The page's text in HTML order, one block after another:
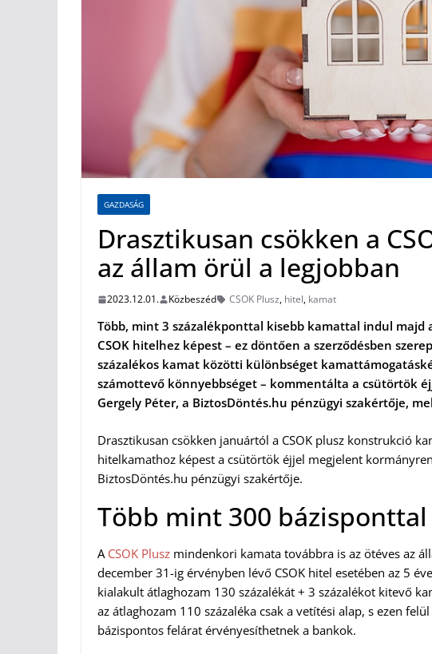
GAZDASÁG
Drasztikusan csökken a
az állam örül a legjobban
2023.12.01. Közbeszéd CSOK Plusz, hitel, kamat
Több, mint 3 százalékponttal kisebb kamattal indul majd
CSOK hitelhez képest – ez döntően a szerződésben
százalékos kamat közötti különbséget
számottevő könnyebbséget – kommentálta a csütörtök
Gergely Péter, a BiztosDöntés.hu pénzügyi szakértője,
Drasztikusan csökken januártól a CSOK plusz konstrukció
hitelkamathoz képest a csütörtök éjjel megjelent
BiztosDöntés.hu pénzügyi szakértője.
Több mint 300
A CSOK Plusz mindenkori kamata továbbra is az ötéves az
december 31-ig érvényben lévő CSOK hitel esetében az 5
kialakult átlaghozam 130 százalékát + 3 százalékot kitevő
az átlaghozam 110 százaléka csak a vetítési alap, s ezen
bázispontos felárat érvényesíthetnek a bankok.